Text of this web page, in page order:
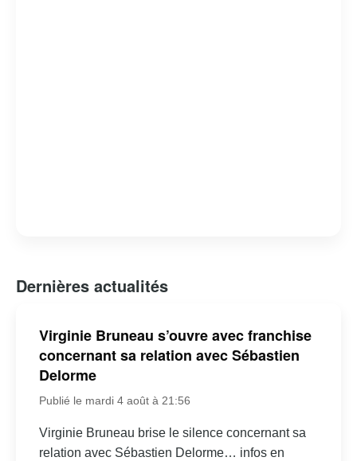
Dernières actualités
Virginie Bruneau s’ouvre avec franchise
concernant sa relation avec Sébastien
Delorme
Publié le mardi 4 août à 21:56
Virginie Bruneau brise le silence concernant sa
relation avec Sébastien Delorme… infos en